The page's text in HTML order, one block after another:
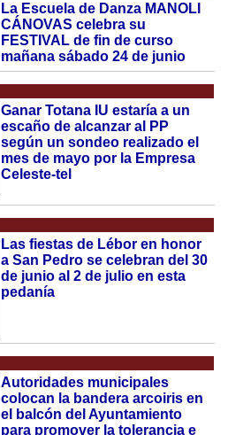
La Escuela de Danza MANOLI
CÁNOVAS celebra su
FESTIVAL de fin de curso
mañana sábado 24 de junio
Ganar Totana IU estaría a un
escaño de alcanzar al PP
según un sondeo realizado el
mes de mayo por la Empresa
Celeste-tel
Las fiestas de Lébor en honor
a San Pedro se celebran del 30
de junio al 2 de julio en esta
pedanía
Autoridades municipales
colocan la bandera arcoiris en
el balcón del Ayuntamiento
para promover la tolerancia e